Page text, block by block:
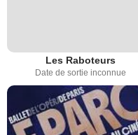
Les Raboteurs
Date de sortie inconnue